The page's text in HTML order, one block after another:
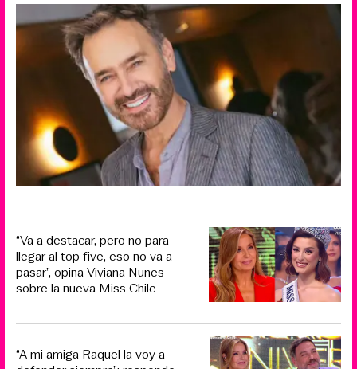
“Va a destacar, pero no para
llegar al top five, eso no va a
pasar”, opina Viviana Nunes
sobre la nueva Miss Chile
“A mi amiga Raquel la voy a